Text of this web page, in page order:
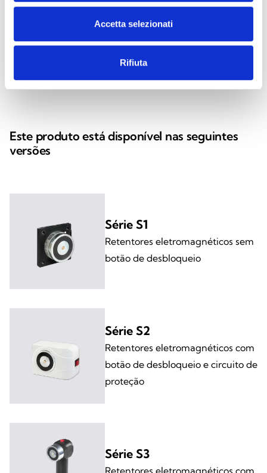
Accetta selezionati
Rifiuta
Este produto está disponível nas seguintes
versões
Série S1
Retentores eletromagnéticos sem
botão de desbloqueio
Série S2
Retentores eletromagnéticos com
botão de desbloqueio e circuito de
proteção
Série S3
Retentores eletromagnéticos com